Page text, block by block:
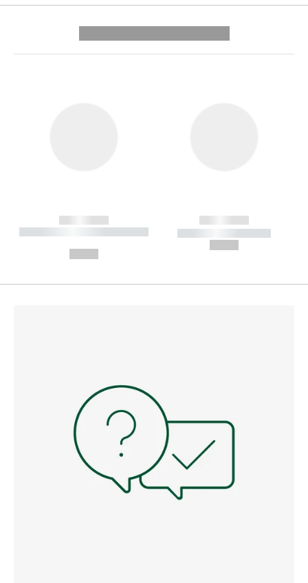
------------
----------- ----------- --------
------------
----------- -----------